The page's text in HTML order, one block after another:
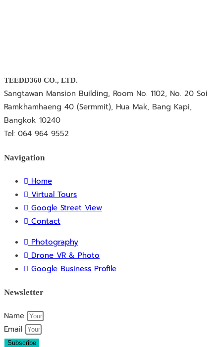
TEEDD360 CO., LTD.
Sangtawan Mansion Building, Room No. 1102, No. 20 Soi
Ramkhamhaeng 40 (Sermmit), Hua Mak, Bang Kapi,
Bangkok 10240
Tel: 064 964 9552
Navigation
Home
Virtual Tours
Google Street View
Contact
Photography
Drone VR & Photo
Google Business Profile
Newsletter
Name
Email
Subscribe